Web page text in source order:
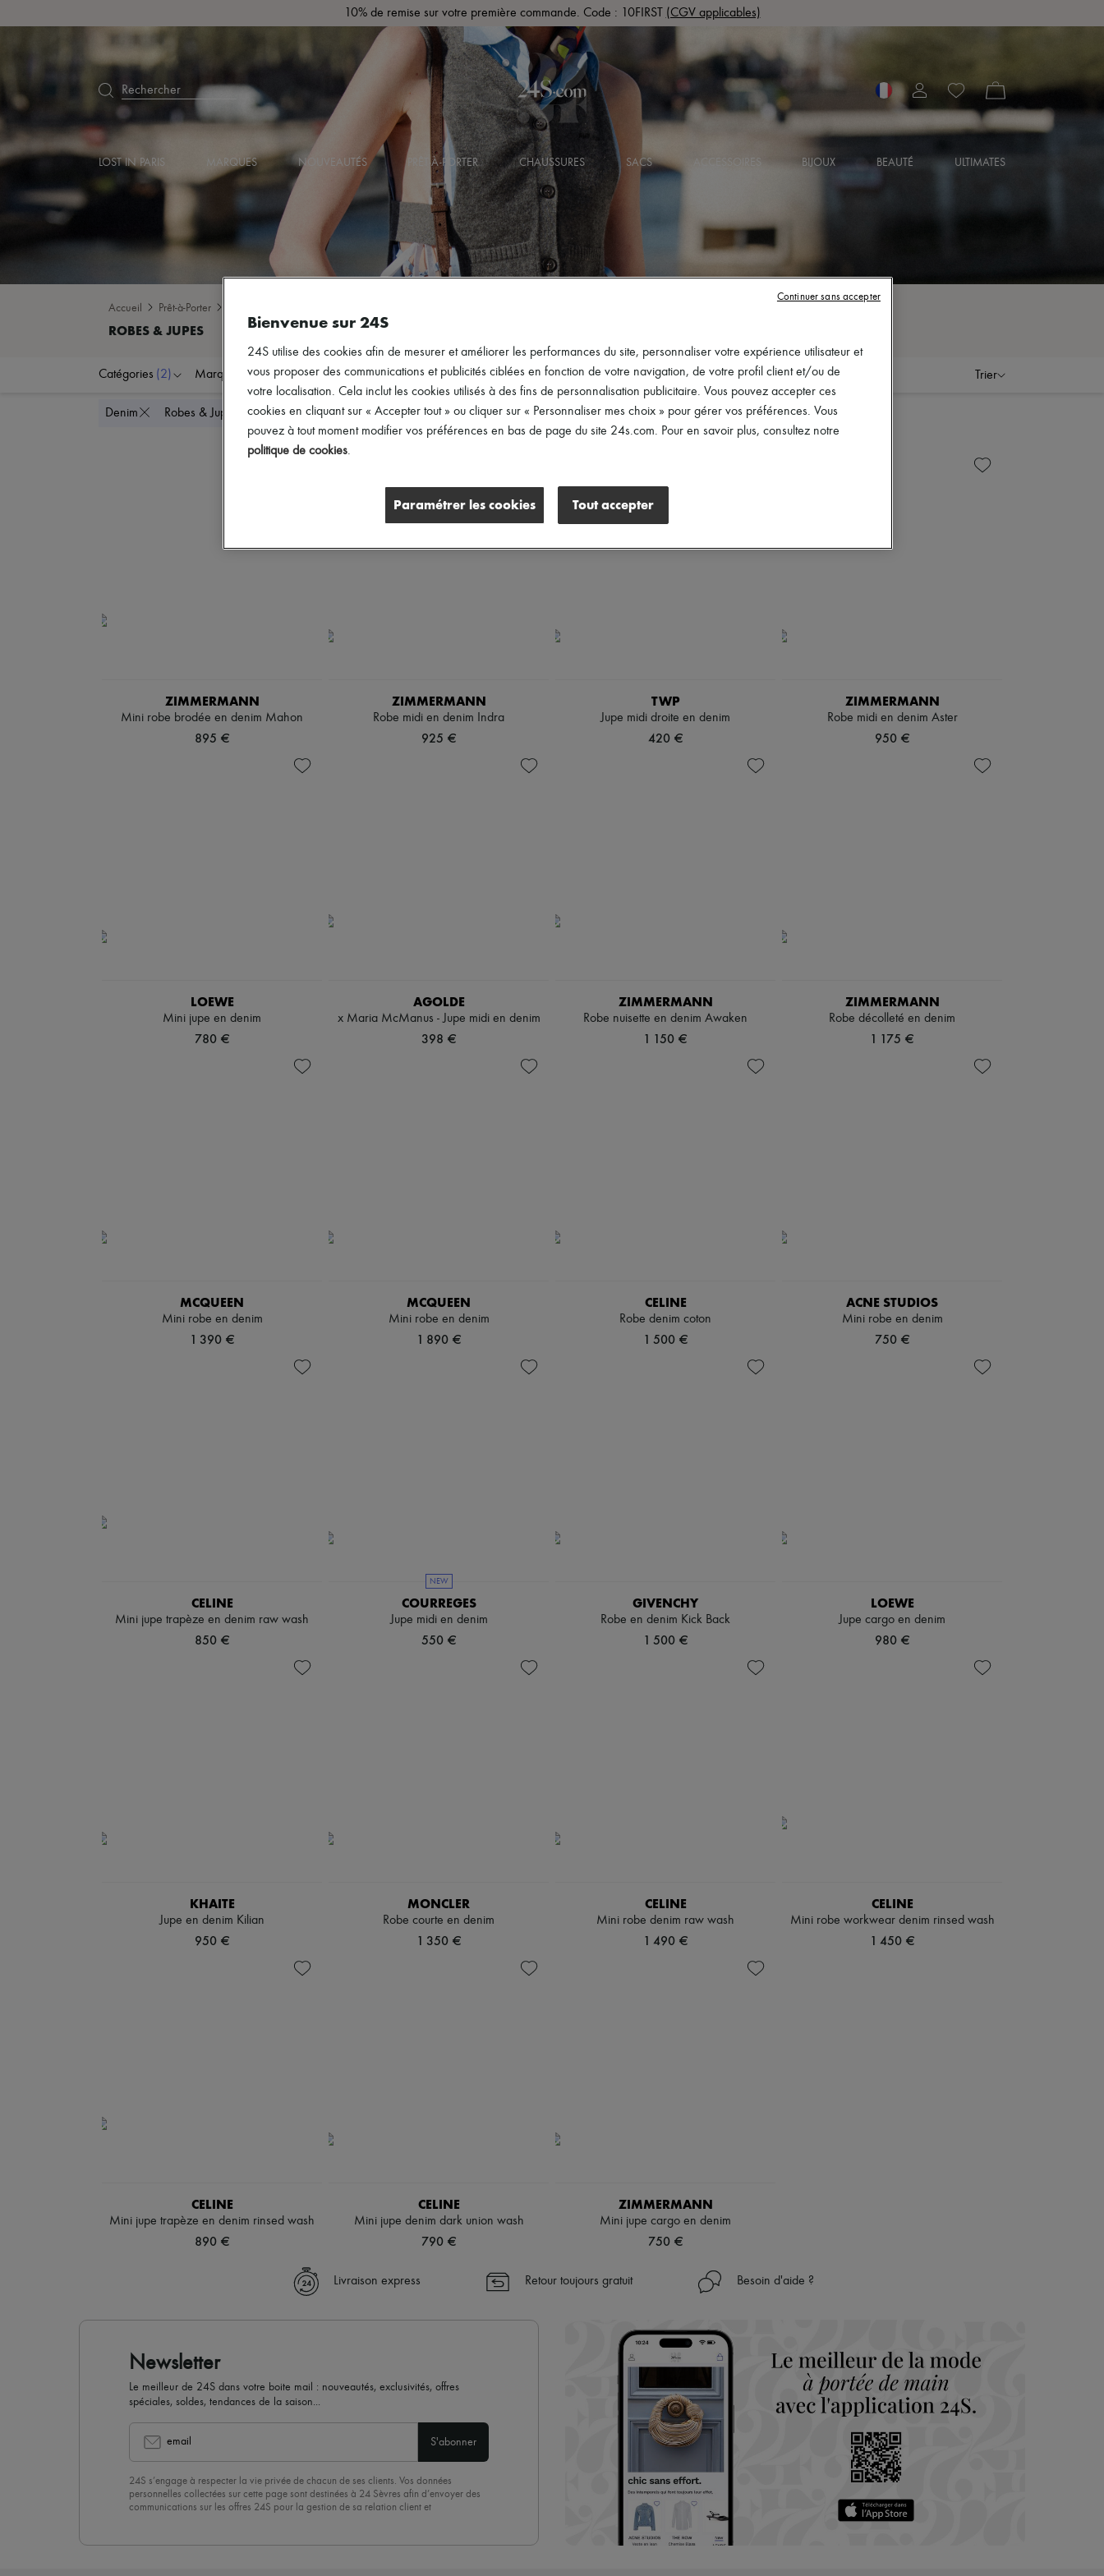
10% de remise sur votre première commande. Code : 10FIRST (CGV applicables)
Rechercher
LOST IN PARIS MARQUES NOUVEAUTÉS PRÊT-À-PORTER CHAUSSURES SACS ACCESSOIRES BIJOUX BEAUTÉ ULTIMATES
Accueil Prêt-à-Porter
Catégories (2) Marques Couleurs Tailles Prix Trier
Denim Robes & Jupes Tout supprimer
ZIMMERMANN
Mini robe brodée en denim Mahon
895 €
ZIMMERMANN
Robe midi en denim Indra
925 €
TWP
Jupe midi droite en denim
420 €
ZIMMERMANN
Robe midi en denim Aster
950 €
LOEWE
Mini jupe en denim
780 €
AGOLDE
x Maria McManus - Jupe midi en denim
398 €
ZIMMERMANN
Robe nuisette en denim Awaken
1 150 €
ZIMMERMANN
Robe décolleté en denim
1 175 €
MCQUEEN
Mini robe en denim
1 390 €
MCQUEEN
Mini robe en denim
1 890 €
CELINE
Robe denim coton
1 500 €
ACNE STUDIOS
Mini robe en denim
750 €
CELINE
Mini jupe trapèze en denim raw wash
850 €
NEW
COURREGES
Jupe midi en denim
550 €
GIVENCHY
Robe en denim Kick Back
1 500 €
LOEWE
Jupe cargo en denim
980 €
KHAITE
Jupe en denim Kilian
950 €
MONCLER
Robe courte en denim
1 350 €
CELINE
Mini robe denim raw wash
1 490 €
CELINE
Mini robe workwear denim rinsed wash
1 450 €
CELINE
Mini jupe trapèze en denim rinsed wash
890 €
CELINE
Mini jupe denim dark union wash
790 €
ZIMMERMANN
Mini jupe cargo en denim
750 €
Livraison express Retour toujours gratuit Besoin d'aide ?
Newsletter
Le meilleur de 24S dans votre boite mail : nouveautés, exclusivités, offres
spéciales, soldes, tendances de la saison...
email S'abonner
24S s’engage à respecter la vie privée de chacun de ses clients. Vos données
personnelles collectées sur cette page sont destinées à 24 Sèvres afin d’envoyer des
communications sur les offres 24S pour la gestion de sa relation client et
désinscrire » en bas de page de nos emails.
Bienvenue sur 24S
24S utilise des cookies afin de mesurer et améliorer les performances du site, personnaliser votre expérience utilisateur et
vous proposer des communications et publicités ciblées en fonction de votre navigation, de votre profil client et/ou de
votre localisation. Cela inclut les cookies utilisés à des fins de personnalisation publicitaire. Vous pouvez accepter ces
cookies en cliquant sur « Accepter tout » ou cliquer sur « Personnaliser mes choix » pour gérer vos préférences. Vous
pouvez à tout moment modifier vos préférences en bas de page du site 24s.com. Pour en savoir plus, consultez notre
politique de cookies.
Paramétrer les cookies Tout accepter
Continuer sans accepter